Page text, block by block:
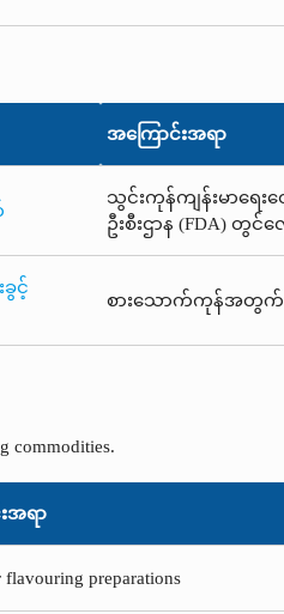
အကြောင်းအရာ
သွင်းကုန်ကျန်းမာရေး
ဦးစီးဌာန (FDA) တွင်လ
ခွင့်
စားသောက်ကုန်အတွက်
commodities.
အရာ
flavouring preparations